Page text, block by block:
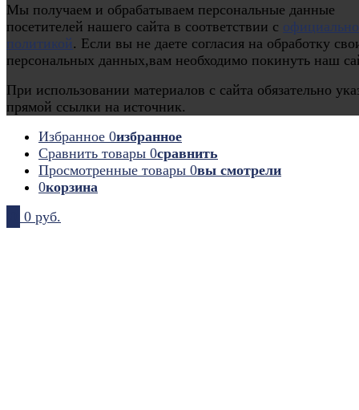
Мы получаем и обрабатываем персональные данные
посетителей нашего сайта в соответствии с
политикой. Если вы не даете согласия на обработку
персональных данных,вам необходимо покинуть наш
При использовании материалов с сайта обязательно
прямой ссылки на источник.
Избранное 0избранное
Сравнить товары 0сравнить
Просмотренные товары 0вы смотрели
0корзина
0 руб.